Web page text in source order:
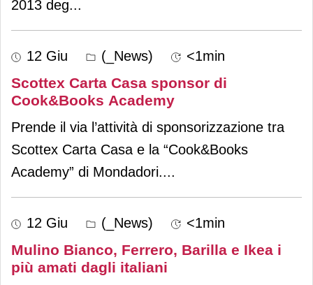
2013 deg...
12 Giu (_News) <1min
Scottex Carta Casa sponsor di
Cook&Books Academy
Prende il via l’attività di sponsorizzazione tra
Scottex Carta Casa e la “Cook&Books
Academy” di Mondadori....
12 Giu (_News) <1min
Mulino Bianco, Ferrero, Barilla e Ikea i
più amati dagli italiani